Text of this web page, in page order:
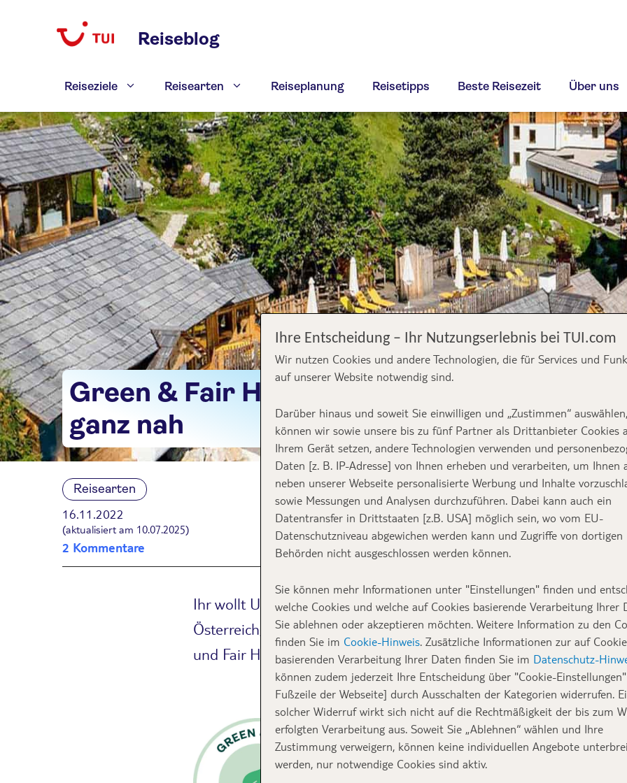
Reiseblog
Reiseziele Reisearten Reiseplanung Reisetipps Beste Reisezeit Über uns
Green & Fair Hotels – unsere TOP 5
ganz nah
Reisearten
16.11.2022
(aktualisiert am 10.07.2025)
2 Kommentare
Text: Julia Wübbelmann
Ihr wollt Urlaub machen, aber nachhaltiger? Wir zeigen euch
Österreich, Deutschland und den Niederlanden – alle zertifiziert
und Fair Hotel“ Label gekennzeichnet.
Green & Fair
erklärt!
Ihre Entscheidung – Ihr Nutzungserlebnis bei TUI.com
Wir nutzen Cookies und andere Technologien, die für Services und
auf unserer Website notwendig sind.
Darüber hinaus und soweit Sie einwilligen und „Zustimmen“ auswählen,
können wir sowie unsere bis zu fünf Partner als Drittanbieter Cookies
Ihrem Gerät setzen, andere Technologien verwenden und
Daten [z. B. IP-Adresse] von Ihnen erheben und verarbeiten, um Ihnen
neben unserer Webseite personalisierte Werbung und Inhalte
sowie Messungen und Analysen durchzuführen. Dabei kann auch ein
Datentransfer in Drittstaaten [z.B. USA] möglich sein, wo vom EU-
Datenschutzniveau abgewichen werden kann und Zugriffe von dortigen
Behörden nicht ausgeschlossen werden können.
Sie können mehr Informationen unter "Einstellungen" finden und
welche Cookies und welche auf Cookies basierende Verarbeitung Ihrer
Sie ablehnen oder akzeptieren möchten. Weitere Information zu den
finden Sie im Cookie-Hinweis. Zusätzliche Informationen zur auf
basierenden Verarbeitung Ihrer Daten finden Sie im Datenschutz-
können zudem jederzeit Ihre Entscheidung über "Cookie-
Fußzeile der Webseite] durch Ausschalten der Kategorien widerrufen.
solcher Widerruf wirkt sich nicht auf die Rechtmäßigkeit der bis zum
erfolgten Verarbeitung aus. Soweit Sie „Ablehnen“ wählen und Ihre
Zustimmung verweigern, können keine individuellen Angebote
werden, nur notwendige Cookies sind aktiv.